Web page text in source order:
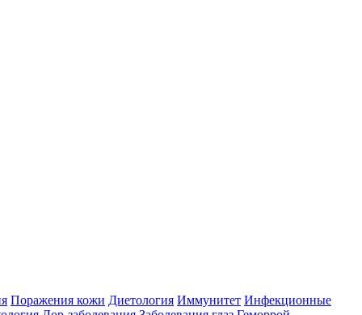
Поражения кожи Диетология Иммунитет Инфекционные